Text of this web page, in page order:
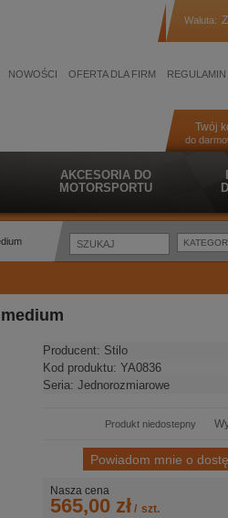
Waluta:
NOWOŚCI OFERTA DLA FIRM REGULAMIN
Twój
do
AKCESORIA DO
MOTORSPORTU
Producent: Stilo
Kod produktu: YA0836
Seria: Jednorozmiarowe
Produkt niedostepny
Powiadom mnie o
Nasza cena
565,00 zł/ szt.